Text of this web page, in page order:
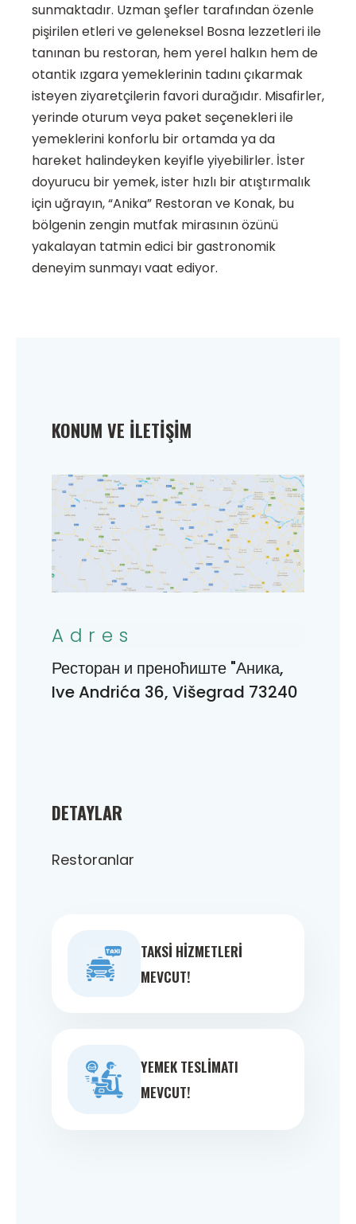
sunmaktadır. Uzman şefler tarafından özenle
pişirilen etleri ve geleneksel Bosna lezzetleri ile
tanınan bu restoran, hem yerel halkın hem de
otantik ızgara yemeklerinin tadını çıkarmak
isteyen ziyaretçilerin favori durağıdır. Misafirler,
yerinde oturum veya paket seçenekleri ile
yemeklerini konforlu bir ortamda ya da
hareket halindeyken keyifle yiyebilirler. İster
doyurucu bir yemek, ister hızlı bir atıştırmalık
için uğrayın, “Anika” Restoran ve Konak, bu
bölgenin zengin mutfak mirasının özünü
yakalayan tatmin edici bir gastronomik
deneyim sunmayı vaat ediyor.
DETAYLAR
Restoranlar
TAKSI HIZMETLERI
MEVCUT!
YEMEK TESLIMATI
MEVCUT!
KONUM VE İLETIŞIM
Adres
Ресторан и преноћиште "Аника,
Ive Andrića 36, Višegrad 73240